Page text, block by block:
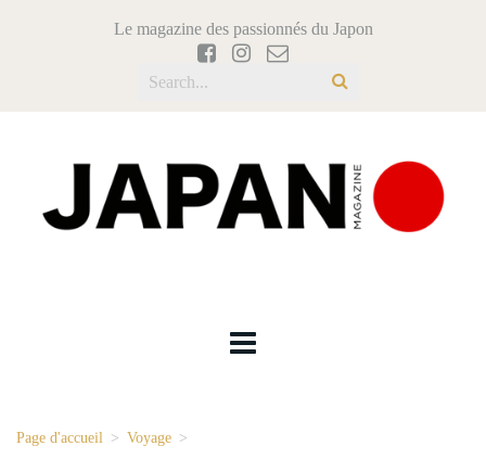
Le magazine des passionnés du Japon
Page d'accueil > Voyage >